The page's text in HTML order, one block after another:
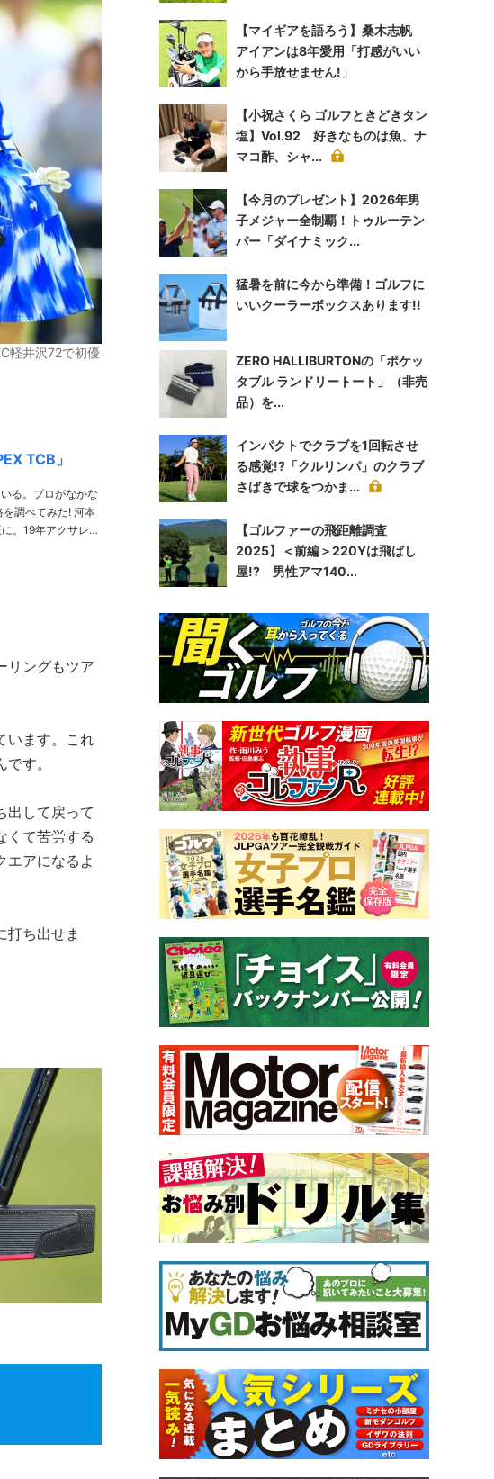
軽井沢72で初優
TCB」
る。プロがなかな
べてみた! 河本
。19年アクサレデ
リングもツア
います。これ
す。
出して戻って
くて苦労する
エアになるよ
打ち出せま
【マイギアを語ろう】桑木志帆
アイアンは8年愛用「打感がいい
から手放せません!」
【小祝さくら ゴルフときどきタン
塩】Vol.92 好きなものは魚、ナ
マコ酢、シャ...
【今月のプレゼント】2026年男
子メジャー全制覇！トゥルーテン
パー「ダイナミック...
猛暑を前に今から準備！ゴルフに
いいクーラーボックスあります!!
ZERO HALLIBURTONの「ポケッ
タブル ランドリートート」（非売
品）を...
インパクトでクラブを1回転させ
る感覚!?「クルリンパ」のクラブ
さばきで球をつかま...
【ゴルファーの飛距離調査
2025】＜前編＞220Yは飛ばし
屋!? 男性アマ140...